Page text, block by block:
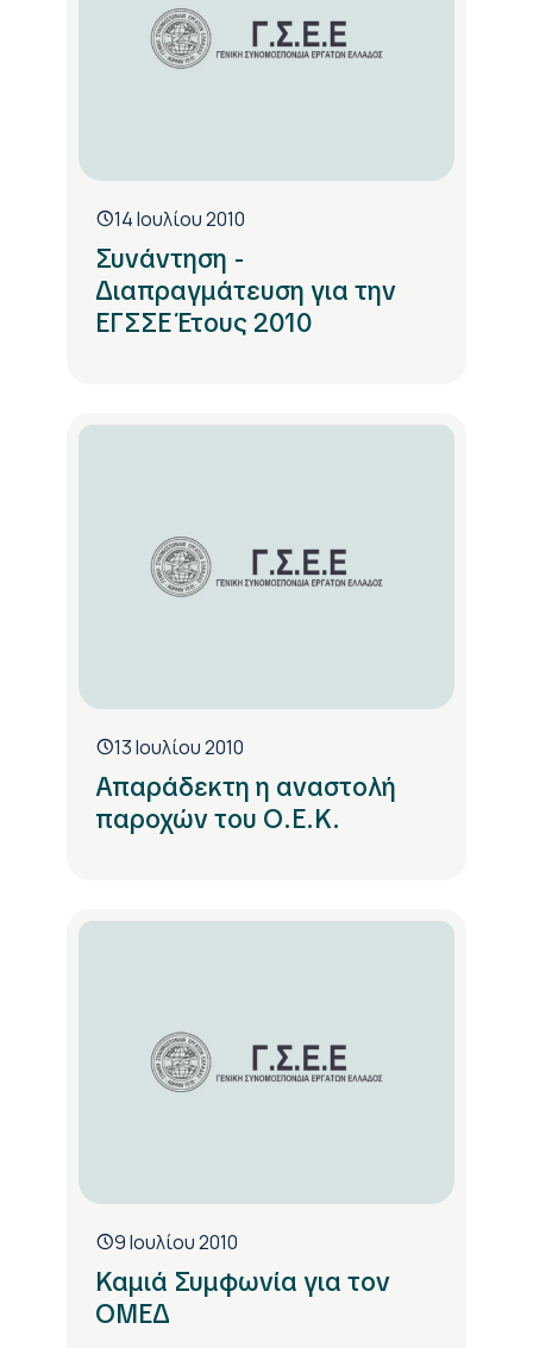
14 Ιουλίου 2010
Συνάντηση -
Διαπραγμάτευση για την
ΕΓΣΣΕ Έτους 2010
13 Ιουλίου 2010
Απαράδεκτη η αναστολή
παροχών του Ο.Ε.Κ.
9 Ιουλίου 2010
Καμιά Συμφωνία για τον
ΟΜΕΔ